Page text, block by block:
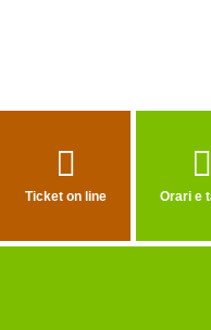
Ticket on line Orari e